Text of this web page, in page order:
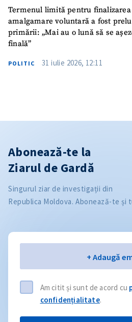
Termenul limită pentru
amalgamare voluntară a fost
primării: „Mai au o lună să se
finală”
POLITIC 31 iulie 2026, 12:11
Abonează-te la
Ziarul de Gardă
Singurul ziar de investigații din
Republica Moldova. Abonează-te și
+ Adaugă
Am citit și sunt de acord cu
confidențialitate.